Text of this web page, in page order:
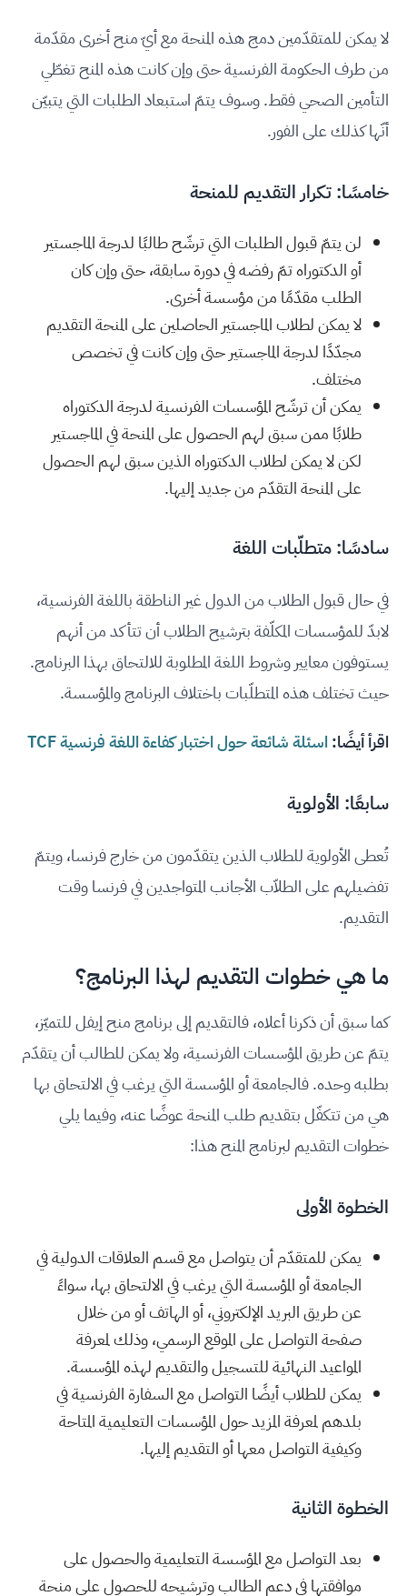
لا يمكن للمتقدّمين دمج هذه المنحة مع أيّ منح أخرى مقدّمة
من طرف الحكومة الفرنسية حتى وإن كانت هذه المنح تغطّي
التأمين الصحي فقط. وسوف يتمّ استبعاد الطلبات التي يتبيّن
أنّها كذلك على الفور.
خامسًا: تكرار التقديم للمنحة
لن يتمّ قبول الطلبات التي ترشّح طالبًا لدرجة الماجستير
أو الدكتوراه تمّ رفضه في دورة سابقة، حتى وإن كان
الطلب مقدّمًا من مؤسسة أخرى.
لا يمكن لطلاب الماجستير الحاصلين على المنحة التقديم
مجدّدًا لدرجة الماجستير حتى وإن كانت في تخصص
مختلف.
يمكن أن ترشّح المؤسسات الفرنسية لدرجة الدكتوراه
طلابًا ممن سبق لهم الحصول على المنحة في الماجستير
لكن لا يمكن لطلاب الدكتوراه الذين سبق لهم الحصول
على المنحة التقدّم من جديد إليها.
سادسًا: متطلّبات اللغة
في حال قبول الطلاب من الدول غير الناطقة باللغة الفرنسية،
لابدّ للمؤسسات المكلّفة بترشيح الطلاب أن تتأكد من أنهم
يستوفون معايير وشروط اللغة المطلوبة للالتحاق بهذا البرنامج.
حيث تختلف هذه المتطلّبات باختلاف البرنامج والمؤسسة.
اقرأ أيضًا: اسئلة شائعة حول اختبار كفاءة اللغة فرنسية TCF
سابعًا: الأولوية
تُعطى الأولوية للطلاب الذين يتقدّمون من خارج فرنسا، ويتمّ
تفضيلهم على الطلاّب الأجانب المتواجدين في فرنسا وقت
التقديم.
ما هي خطوات التقديم لهذا البرنامج؟
كما سبق أن ذكرنا أعلاه، فالتقديم إلى برنامج منح إيفل للتميّز،
يتمّ عن طريق المؤسسات الفرنسية، ولا يمكن للطالب أن يتقدّم
بطلبه وحده. فالجامعة أو المؤسسة التي يرغب في الالتحاق بها
هي من تتكفّل بتقديم طلب المنحة عوضًا عنه، وفيما يلي
خطوات التقديم لبرنامج المنح هذا:
الخطوة الأولى
يمكن للمتقدّم أن يتواصل مع قسم العلاقات الدولية في
الجامعة أو المؤسسة التي يرغب في الالتحاق بها، سواءً
عن طريق البريد الإلكتروني، أو الهاتف أو من خلال
صفحة التواصل على الموقع الرسمي، وذلك لمعرفة
المواعيد النهائية للتسجيل والتقديم لهذه المؤسسة.
يمكن للطلاب أيضًا التواصل مع السفارة الفرنسية في
بلدهم لمعرفة المزيد حول المؤسسات التعليمية المتاحة
وكيفية التواصل معها أو التقديم إليها.
الخطوة الثانية
بعد التواصل مع المؤسسة التعليمية والحصول على
موافقتها في دعم الطالب وترشيحه للحصول على منحة